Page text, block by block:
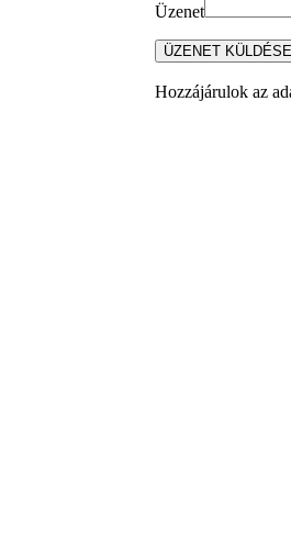
Üzenet
Hozzájárulok az